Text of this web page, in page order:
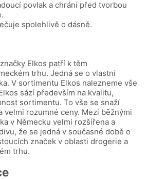
povlak a chrání před tvorbou
spolehlivě o dásně.
Elkos patří k těm
trhu. Jedná se o vlastní
V sortimentu Elkos nalezneme vše
sází především na kvalitu,
sortimentu. To vše se snaží
velmi rozumné ceny. Mezi běžnými
v Německu velmi rozšířena a
že se jedná v současné době o
značek v oblasti drogerie a
trhu.